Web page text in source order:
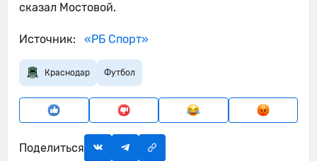
сказал Мостовой.
Источник: «РБ Спорт»
Краснодар Футбол
Поделиться